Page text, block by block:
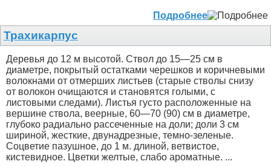
Подробнее
Трахикарпус
Деревья до 12 м высотой. Ствол до 15—25 см в
диаметре, покрытый остатками черешков и коричневыми
волокнами от отмерших листьев (старые стволы снизу
от волокон очищаются и становятся голыми, с
листовыми следами). Листья густо расположенные на
вершине ствола, веерные, 60—70 (90) см в диаметре,
глубоко радиально рассеченные на доли; доли 3 см
шириной, жесткие, двунадрезные, темно-зеленые.
Соцветие пазушное, до 1 м. длиной, ветвистое,
кистевидное. Цветки желтые, слабо ароматные. ...